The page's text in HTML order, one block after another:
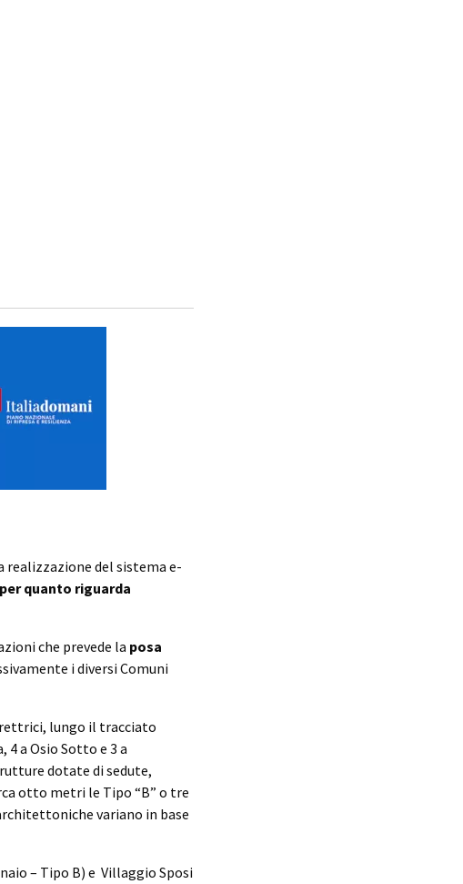
realizzazione del sistema e-
quanto riguarda
che prevede la posa
i diversi Comuni
lungo il tracciato
4 a Osio Sotto e 3 a
dotate di sedute,
otto metri le Tipo “B” o tre
variano in base
– Tipo B) e Villaggio Sposi